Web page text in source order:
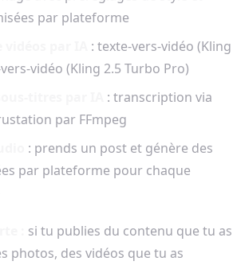
par plateforme
: texte-vers-vidéo (Kling
vidéo (Kling 2.5 Turbo Pro)
: transcription via
par FFmpeg
: prends un post et génère des
par plateforme pour chaque
si tu publies du contenu que tu as
photos, des vidéos que tu as